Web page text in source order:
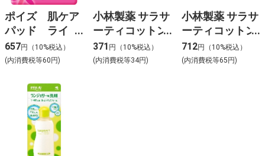
ポイズ 肌ケア
パッド ライ
ト 26枚
657円（10%税込）
(内消費税等60円)
小林製薬 サラサ
ーティコットン
100 56P
371 円（10%税込）
(内消費税等34円)
小林製薬 サラサ
ーティコットン
100 112P
712円（10%税込）
(内消費税等65円)